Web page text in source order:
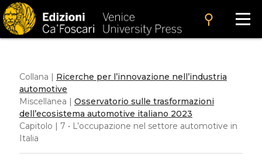
search
Collana | Ricerche per l’innovazione nell’industria
automotive
Miscellanea | Osservatorio sulle trasformazioni
dell’ecosistema automotive italiano 2023
Capitolo | 7 • L’occupazione nel settore automotive in
Italia